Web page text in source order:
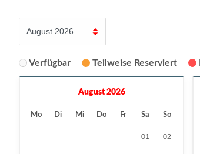
Verfügbar Teilweise Reserviert
August 2026
Mo Di Mi Do Fr Sa So
01 02